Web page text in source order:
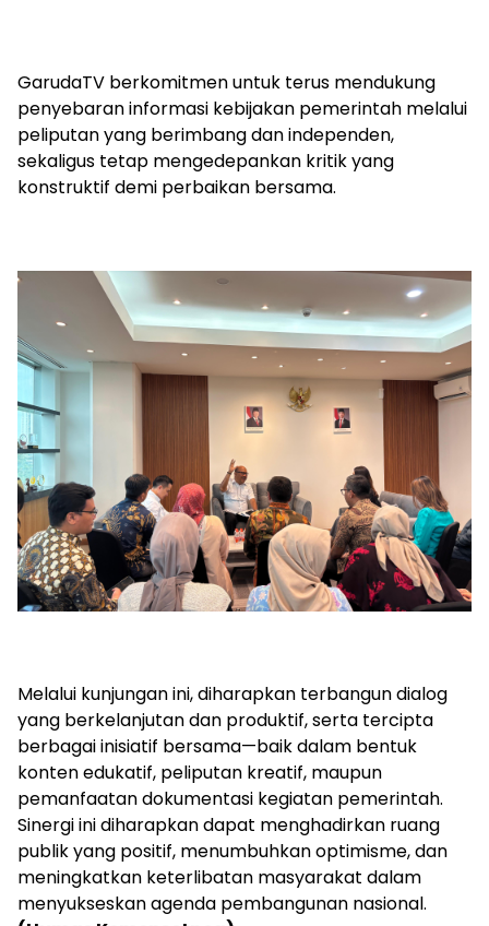
GarudaTV berkomitmen untuk terus mendukung
penyebaran informasi kebijakan pemerintah melalui
peliputan yang berimbang dan independen,
sekaligus tetap mengedepankan kritik yang
konstruktif demi perbaikan bersama.
Melalui kunjungan ini, diharapkan terbangun dialog
yang berkelanjutan dan produktif, serta tercipta
berbagai inisiatif bersama—baik dalam bentuk
konten edukatif, peliputan kreatif, maupun
pemanfaatan dokumentasi kegiatan pemerintah.
Sinergi ini diharapkan dapat menghadirkan ruang
publik yang positif, menumbuhkan optimisme, dan
meningkatkan keterlibatan masyarakat dalam
menyukseskan agenda pembangunan nasional.